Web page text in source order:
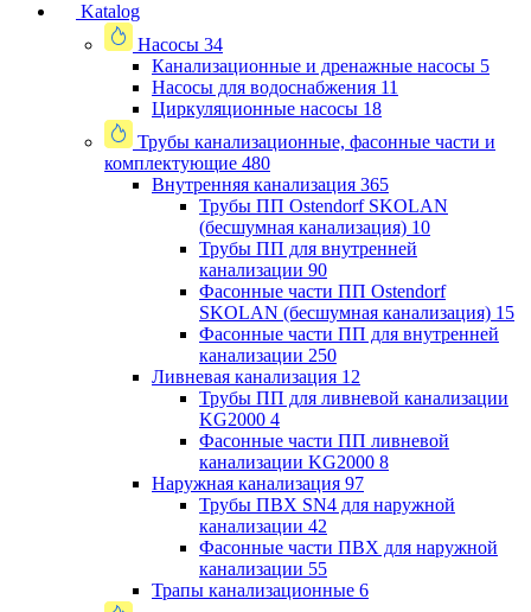
Katalog
Насосы 34
Канализационные и дренажные насосы 5
Насосы для водоснабжения 11
Циркуляционные насосы 18
Трубы канализационные, фасонные части и
комплектующие 480
Внутренняя канализация 365
Трубы ПП Ostendorf SKOLAN
(бесшумная канализация) 10
Трубы ПП для внутренней
канализации 90
Фасонные части ПП Ostendorf
SKOLAN (бесшумная канализация) 15
Фасонные части ПП для внутренней
канализации 250
Ливневая канализация 12
Трубы ПП для ливневой канализации
KG2000 4
Фасонные части ПП ливневой
канализации KG2000 8
Наружная канализация 97
Трубы ПВХ SN4 для наружной
канализации 42
Фасонные части ПВХ для наружной
канализации 55
Трапы канализационные 6